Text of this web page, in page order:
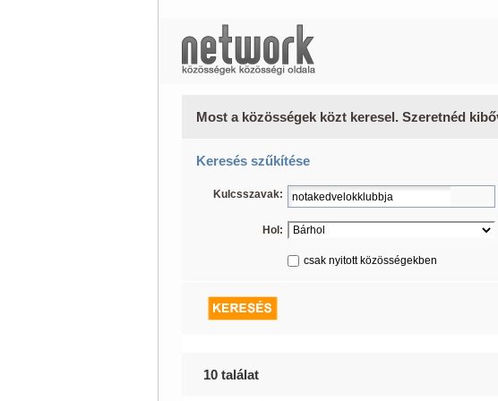
Most a közösségek közt keresel. Szeretnéd
Keresés szűkítése
Kulcsszavak:
Hol:
csak nyitott közösségekben
10 találat